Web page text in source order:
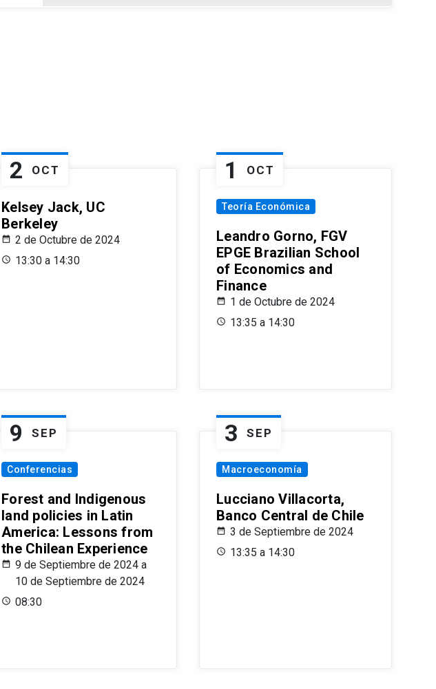
2 OCT
Kelsey Jack, UC
Berkeley
2 de Octubre de 2024
13:30 a 14:30
1 OCT
Teoría Económica
Leandro Gorno, FGV
EPGE Brazilian School
of Economics and
Finance
1 de Octubre de 2024
13:35 a 14:30
9 SEP
Conferencias
Forest and Indigenous
land policies in Latin
America: Lessons from
the Chilean Experience
9 de Septiembre de 2024 a
10 de Septiembre de 2024
08:30
3 SEP
Macroeconomía
Lucciano Villacorta,
Banco Central de Chile
3 de Septiembre de 2024
13:35 a 14:30